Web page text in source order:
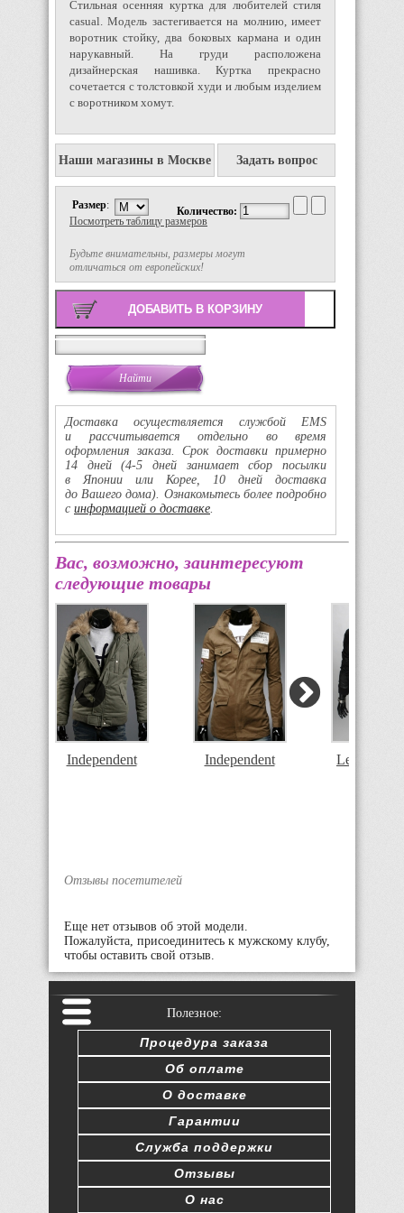
Стильная осенняя куртка для любителей стиля
casual. Модель застегивается на молнию, имеет
воротник стойку, два боковых кармана и один
нарукавный. На груди расположена
дизайнерская нашивка. Куртка прекрасно
сочетается с толстовкой худи и любым изделием
с воротником хомут.
Наши магазины в Москве Задать вопрос
Размер:
Будьте внимательны, размеры могут
отличаться от европейских!
Посмотреть таблицу размеров
Количество:
Поиск
Доставка осуществляется службой EMS
и рассчитывается отдельно во время
оформления заказа. Срок доставки примерно
14 дней(4-5 дней занимает сбор посылки
в Японии или Корее, 10 дней доставка
до Вашего дома). Ознакомьтесь более подробно
с информацией о доставке.
Вас, возможно, заинтересуют
следующие товары
Independent Independent Lee
Отзывы посетителей
Еще нет отзывов об этой модели.
Пожалуйста, присоединитесь к мужскому клубу,
чтобы оставить свой отзыв.
Полезное:
Процедура заказа
Об оплате
О доставке
Гарантии
Служба поддержки
Отзывы
О нас